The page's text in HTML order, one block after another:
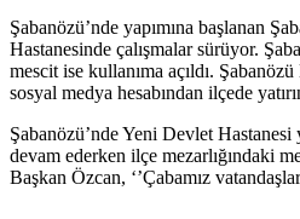
Şabanözü’nde yapımına başlanan
Hastanesinde çalışmalar sürüyor.
mescit ise kullanıma açıldı.
sosyal medya hesabından ilçede
Şabanözü’nde Yeni Devlet Hastanesi
devam ederken ilçe mezarlığındaki
Başkan Özcan, ‘’Çabamız